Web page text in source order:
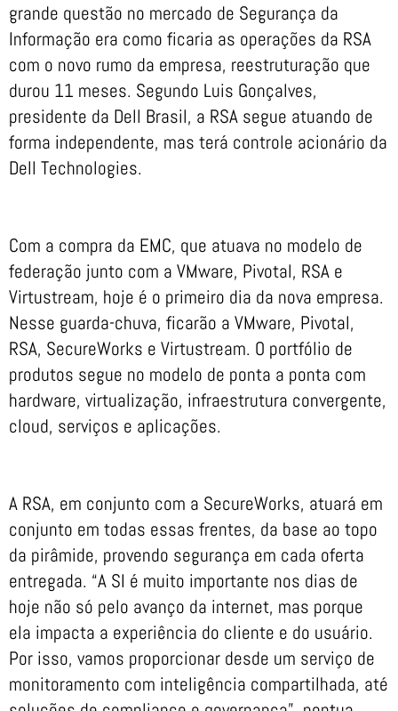
grande questão no mercado de Segurança da
Informação era como ficaria as operações da RSA
com o novo rumo da empresa, reestruturação que
durou 11 meses. Segundo Luis Gonçalves,
presidente da Dell Brasil, a RSA segue atuando de
forma independente, mas terá controle acionário da
Dell Technologies.
Com a compra da EMC, que atuava no modelo de
federação junto com a VMware, Pivotal, RSA e
Virtustream, hoje é o primeiro dia da nova empresa.
Nesse guarda-chuva, ficarão a VMware, Pivotal,
RSA, SecureWorks e Virtustream. O portfólio de
produtos segue no modelo de ponta a ponta com
hardware, virtualização, infraestrutura convergente,
cloud, serviços e aplicações.
A RSA, em conjunto com a SecureWorks, atuará em
conjunto em todas essas frentes, da base ao topo
da pirâmide, provendo segurança em cada oferta
entregada. “A SI é muito importante nos dias de
hoje não só pelo avanço da internet, mas porque
ela impacta a experiência do cliente e do usuário.
Por isso, vamos proporcionar desde um serviço de
monitoramento com inteligência compartilhada, até